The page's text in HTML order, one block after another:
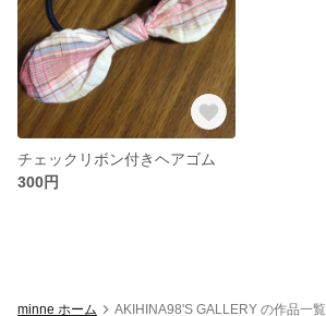
チェックリボン付きヘアゴム
300円
minne ホーム AKIHINA98'S GALLERY の作品一覧